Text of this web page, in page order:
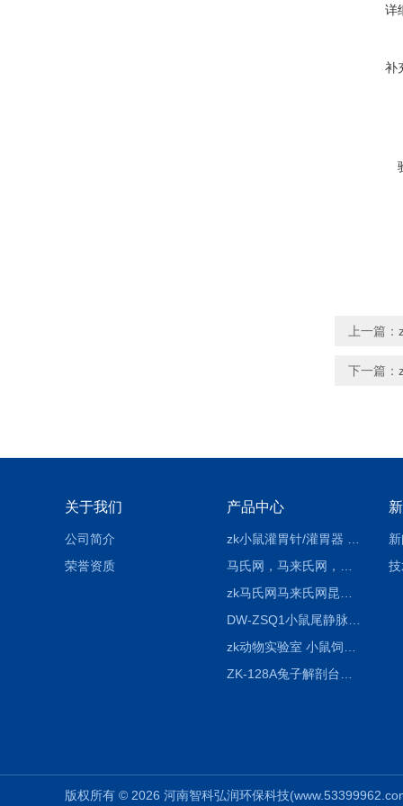
详
补
上一篇：
下一篇：
关于我们
公司简介
荣誉资质
产品中心
版权所有 © 2026 河南智科弘润环保科技